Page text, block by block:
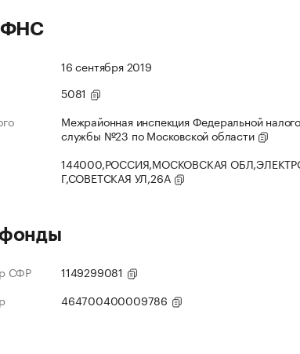
ФНС
16 сентября 2019
5081
Межрайонная инспекция Федеральной
службы №23 по Московской области
144000,РОССИЯ,МОСКОВСКАЯ
Г,СОВЕТСКАЯ УЛ,26А
СФР
1149299081
464700400009786